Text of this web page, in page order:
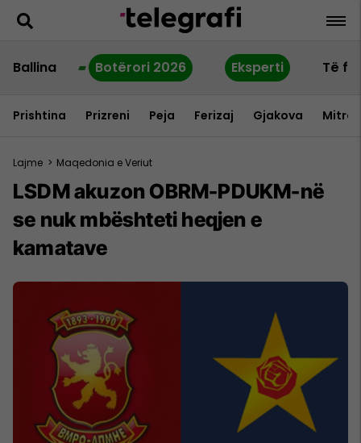
Ballina Botërori 2026 Eksperti Të
Prishtina Prizreni Peja Ferizaj Gjakova
Lajme > Maqedonia e Veriut
LSDM akuzon OBRM-PDUKM-në
se nuk mbështeti heqjen e
kamatave